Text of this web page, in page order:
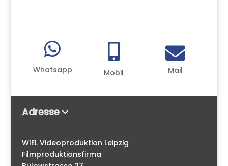

Whatsapp

Mobil

Mail
Adresse
WIEL Videoproduktion Leipzig
Filmproduktionsfirma